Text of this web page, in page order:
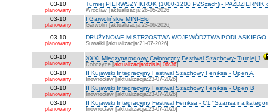
03-10
planowany
Turniej PIERWSZY KROK (1000-1200 PZSzach) - PAŹDZIERNIK
Wrocław [aktualizacja:26-05-2026]
03-10
planowany
I Garwolińskie MINI-Elo
Garwolin [aktualizacja:23-06-2026]
03-10
planowany
DRUŻYNOWE MISTRZOSTWA WOJEWÓDZTWA
Suwałki [aktualizacja:21-07-2026]
03-10
planowany
XXXI Międzynarodowy Całoroczny Festiwal Szachowy- Turniej 1
Dobczyce [aktualizacja:dzisiaj 06:36]
03-10
planowany
II Kujawski Integracyjny Festiwal Szachowy Feniksa - Open A
Inowrocław [aktualizacja:23-07-2026]
03-10
planowany
II Kujawski Integracyjny Festiwal Szachowy Feniksa - Open B
Inowrocław [aktualizacja:23-07-2026]
03-10
planowany
II Kujawski Integracyjny Festiwal Feniksa - C1 "Szansa na
Inowrocław [aktualizacja:23-07-2026]